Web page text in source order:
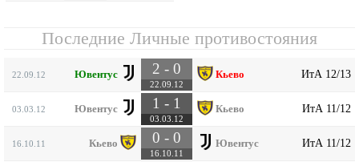
Последние Личные противостояния
22.09.12 Ювентус 2 - 0
22.09.12
Кьево ИтА 12/13
03.03.12 Ювентус 1 - 1
03.03.12
Кьево ИтА 11/12
16.10.11 Кьево 0 - 0
16.10.11
Ювентус ИтА 11/12